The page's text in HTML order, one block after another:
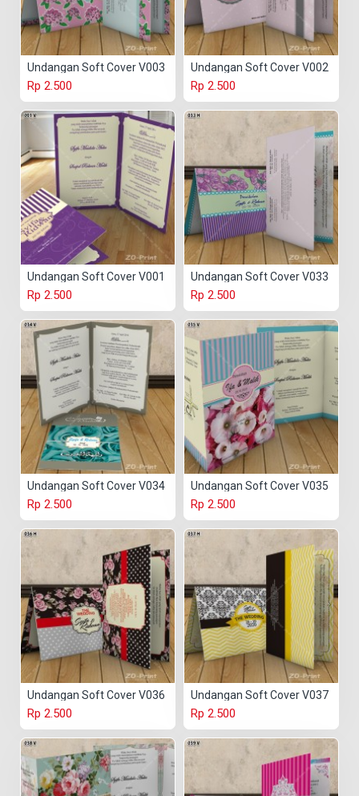
Undangan Soft Cover V003
Rp 2.500
Undangan Soft Cover V002
Rp 2.500
Undangan Soft Cover V001
Rp 2.500
Undangan Soft Cover V033
Rp 2.500
Undangan Soft Cover V034
Rp 2.500
Undangan Soft Cover V035
Rp 2.500
Undangan Soft Cover V036
Rp 2.500
Undangan Soft Cover V037
Rp 2.500